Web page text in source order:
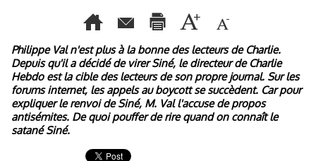
Philippe Val n'est plus à la bonne des lecteurs de Charlie.
Depuis qu'il a décidé de virer Siné, le directeur de Charlie
Hebdo est la cible des lecteurs de son propre journal. Sur les
forums internet, les appels au boycott se succèdent. Car pour
expliquer le renvoi de Siné, M. Val l'accuse de propos
antisémites. De quoi pouffer de rire quand on connaît le
satané Siné.